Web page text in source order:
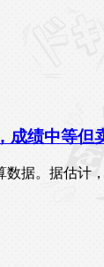
成绩中等但
数据。据估计